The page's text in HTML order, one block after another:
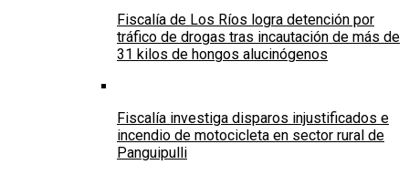
Fiscalía de Los Ríos logra detención por
tráfico de drogas tras incautación de más de
31 kilos de hongos alucinógenos
Fiscalía investiga disparos injustificados e
incendio de motocicleta en sector rural de
Panguipulli